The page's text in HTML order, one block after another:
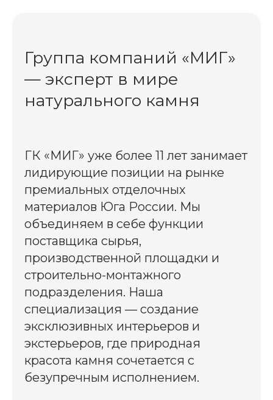
Группа компаний «МИГ»
— эксперт в мире
натурального камня
ГК «МИГ» уже более 11 лет занимает
лидирующие позиции на рынке
премиальных отделочных
материалов Юга России. Мы
объединяем в себе функции
поставщика сырья,
производственной площадки и
строительно-монтажного
подразделения. Наша
специализация — создание
эксклюзивных интерьеров и
экстерьеров, где природная
красота камня сочетается с
безупречным исполнением.